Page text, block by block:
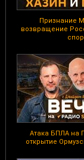
Признание
возвращение
Атака БПЛА на
открытие